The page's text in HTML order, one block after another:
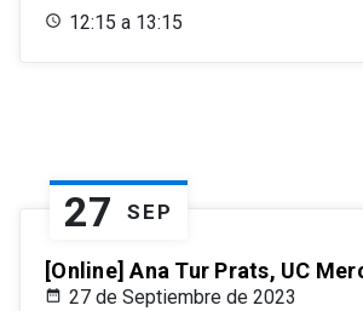
12:15 a 13:15
27 SEP
[Online] Ana Tur Prats, UC
27 de Septiembre de 2023